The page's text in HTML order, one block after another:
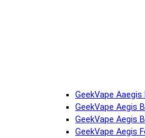
GeekVape Aaegis
GeekVape Aegis
GeekVape Aegis
GeekVape Aegis